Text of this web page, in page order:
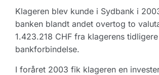
Klageren blev kunde i Sydbank i
banken blandt andet overtog to
1.423.218 CHF fra klagerens tidligere
bankforbindelse.
I foråret 2003 fik klageren en